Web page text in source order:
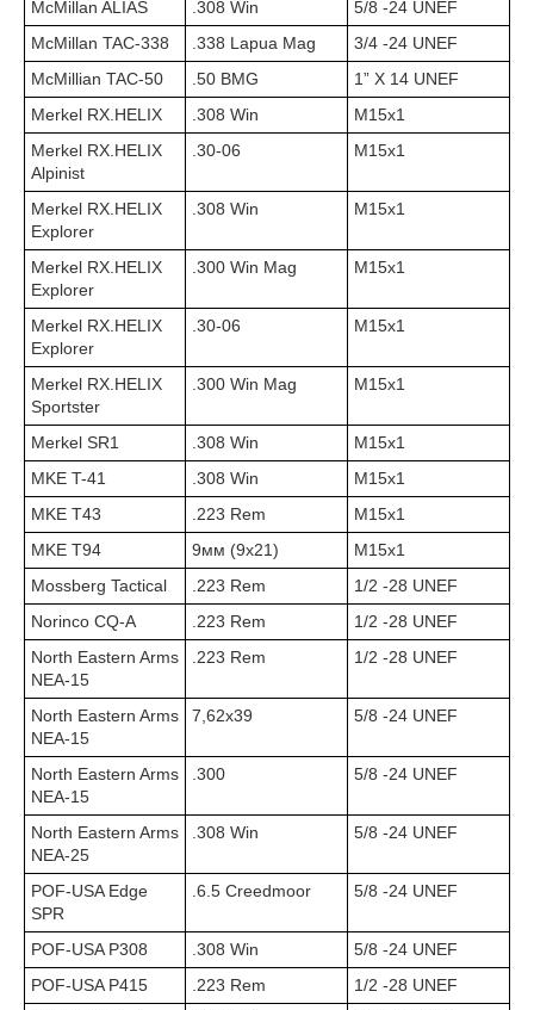
McMillan ALIAS
.308 Win
5/8 -24 UNEF
McMillan TAC-338
.338 Lapua Mag
3/4 -24 UNEF
McMillian TAC-50
.50 BMG
1” X 14 UNEF
Merkel RX.HELIX
.308 Win
М15х1
Merkel RX.HELIX
Alpinist
.30-06 M15x1
Merkel RX.HELIX
Explorer
.308 Win М15х1
Merkel RX.HELIX
Explorer
.300 Win Mag M15x1
Merkel RX.HELIX
Explorer
.30-06 M15x1
Merkel RX.HELIX
Sportster
.300 Win Mag M15x1
Merkel SR1 .308 Win
М15х1
MKE T-41
.308 Win
M15x1
MKE T43
.223 Rem
M15x1
MKE T94
9мм (9х21)
M15x1
Mossberg Tactical
.223 Rem
1/2 -28 UNEF
Norinco CQ-A
.223 Rem
1/2 -28 UNEF
North Eastern Arms
NEA-15
.223 Rem 1/2 -28 UNEF
North Eastern Arms
NEA-15
7,62х39 5/8 -24 UNEF
North Eastern Arms
NEA-15
.300 5/8 -24 UNEF
North Eastern Arms
NEA-25
.308 Win 5/8 -24 UNEF
POF-USA Edge
SPR
.6.5 Creedmoor 5/8 -24 UNEF
POF-USA P308 .308 Win
5/8 -24 UNEF
POF-USA P415
.223 Rem
1/2 -28 UNEF